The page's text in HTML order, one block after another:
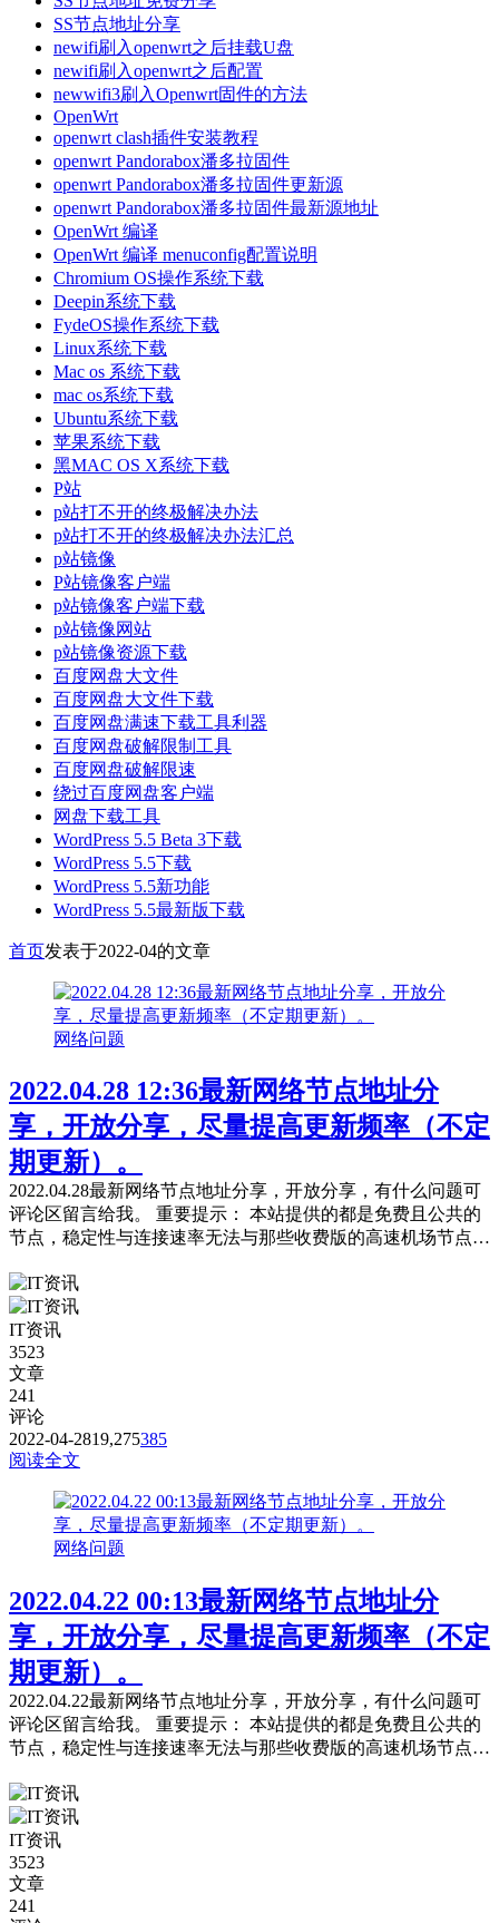
SS节点地址分享
newifi刷入openwrt之后挂载U盘
newifi刷入openwrt之后配置
newwifi3刷入Openwrt固件的方法
OpenWrt
openwrt clash插件安装教程
openwrt Pandorabox潘多拉固件
openwrt Pandorabox潘多拉固件更新源
openwrt Pandorabox潘多拉固件最新源地址
OpenWrt 编译
OpenWrt 编译 menuconfig配置说明
Chromium OS操作系统下载
Deepin系统下载
FydeOS操作系统下载
Linux系统下载
Mac os 系统下载
mac os系统下载
Ubuntu系统下载
苹果系统下载
黑MAC OS X系统下载
P站
p站打不开的终极解决办法
p站打不开的终极解决办法汇总
p站镜像
P站镜像客户端
p站镜像客户端下载
p站镜像网站
p站镜像资源下载
百度网盘大文件
百度网盘大文件下载
百度网盘满速下载工具利器
百度网盘破解限制工具
百度网盘破解限速
绕过百度网盘客户端
网盘下载工具
WordPress 5.5 Beta 3下载
WordPress 5.5下载
WordPress 5.5新功能
WordPress 5.5最新版下载
首页发表于2022-04的文章
网络问题
2022.04.28 12:36最新网络节点地址分
享，开放分享，尽量提高更新频率（不定
期更新）。
2022.04.28最新网络节点地址分享，开放分享，有什么问题可
评论区留言给我。 重要提示： 本站提供的都是免费且公共的
节点，稳定性与连接速率无法与那些收费版的高速机场节点相
你自己的网络环境（本地连接当中的DNS，手动配置一下：4
个114，4个1，4.4.8.8，8.8.8.8或是其它公共的DNS。） 第
二：免费公共的节点，用的人太多，稳定性...
IT资讯
3523
文章
241
评论
2022-04-2819,275385
阅读全文
网络问题
2022.04.22 00:13最新网络节点地址分
享，开放分享，尽量提高更新频率（不定
期更新）。
2022.04.22最新网络节点地址分享，开放分享，有什么问题可
评论区留言给我。 重要提示： 本站提供的都是免费且公共的
节点，稳定性与连接速率无法与那些收费版的高速机场节点相
你自己的网络环境（本地连接当中的DNS，手动配置一下：4
个114，4个1，4.4.8.8，8.8.8.8或是其它公共的DNS。） 第
二：免费公共的节点，用的人太多，稳定性...
IT资讯
3523
文章
241